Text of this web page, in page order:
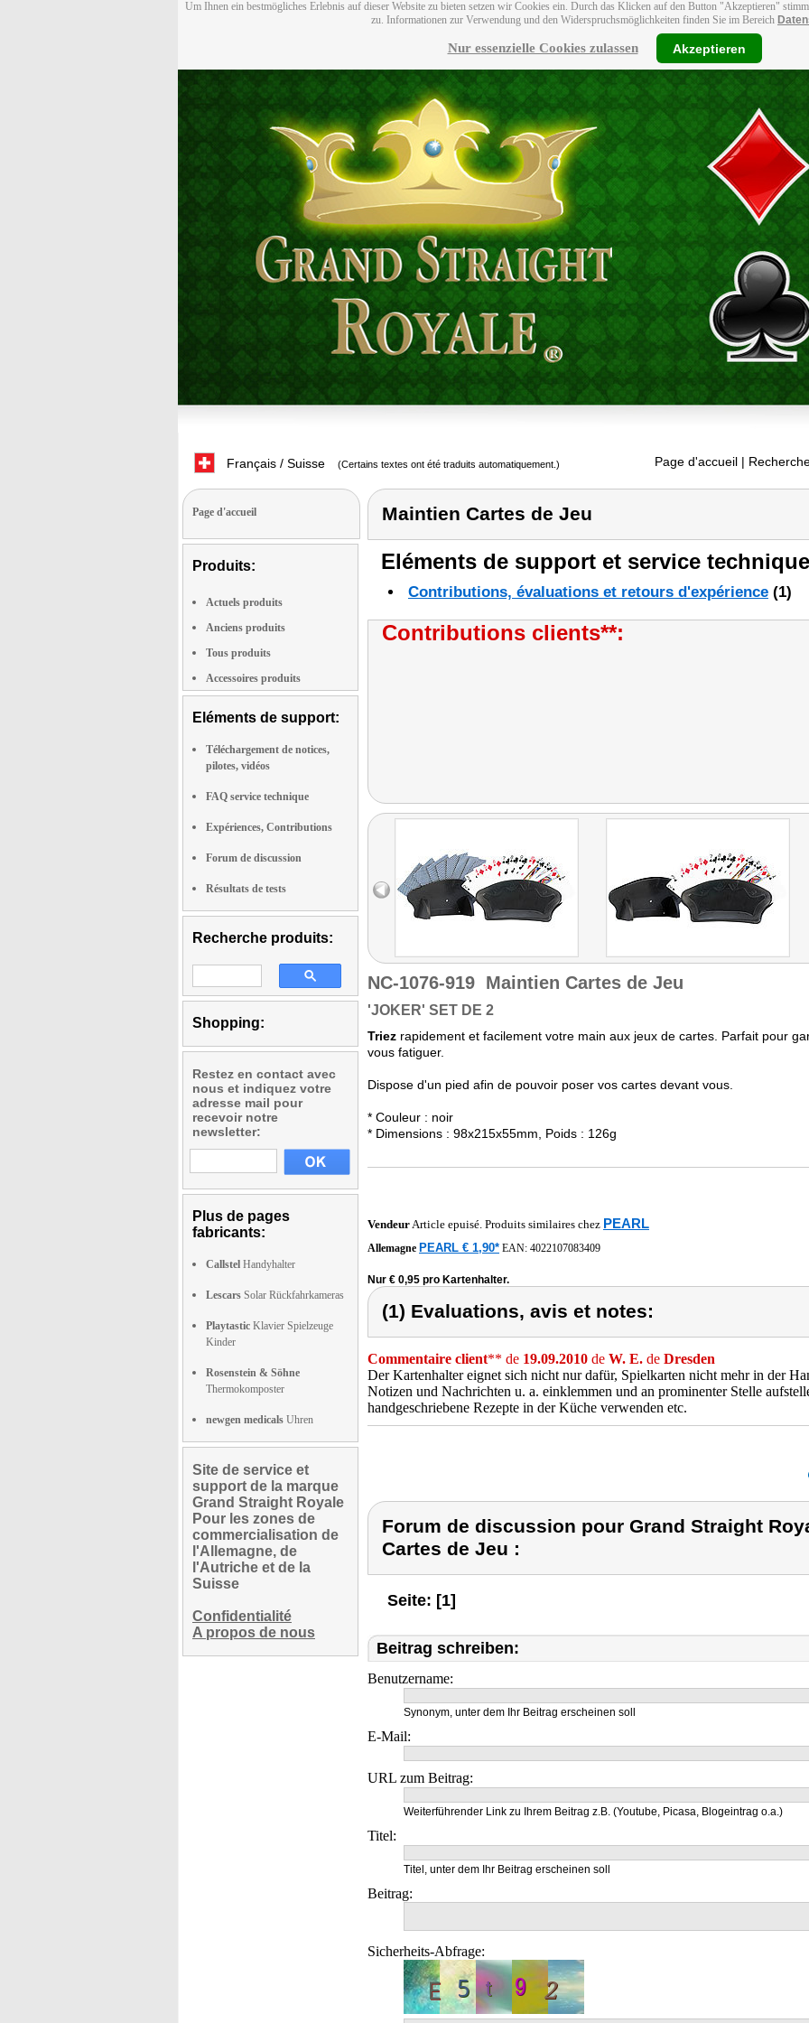
Um Ihnen ein bestmögliches Erlebnis auf dieser Website zu bieten setzen wir Cookies ein. Durch das Klicken auf den Button "Akzeptieren"
zu. Informationen zur Verwendung und den Widerspruchsmöglichkeiten finden Sie im Bereich
Nur essenzielle Cookies zulassen Akzeptieren
Français / Suisse (Certains textes ont été traduits automatiquement.) Page d'accueil |
Page d'accueil
Produits:
Actuels produits
Anciens produits
Tous produits
Accessoires produits
Eléments de support:
Téléchargement de notices,
pilotes, vidéos
FAQ service technique
Expériences, Contributions
Forum de discussion
Résultats de tests
Recherche produits:
Shopping:
Restez en contact avec
nous et indiquez votre
adresse mail pour
recevoir notre
newsletter:
Plus de pages
fabricants:
Callstel Handyhalter
Lescars Solar Rückfahrkameras
Playtastic Klavier Spielzeuge
Kinder
Rosenstein & Söhne
Thermokomposter
newgen medicals Uhren
Site de service et
support de la marque
Grand Straight Royale
Pour les zones de
commercialisation de
l'Allemagne, de
l'Autriche et de la
Suisse
Confidentialité
A propos de nous
Maintien Cartes de Jeu
Eléments de support et service
Contributions, évaluations et retours d'expérience (1)
Contributions clients**:
NC-1076-919 Maintien Cartes de Jeu
'JOKER' SET DE 2
Triez rapidement et facilement votre main aux jeux de cartes. Parfait pour
vous fatiguer.
Dispose d'un pied afin de pouvoir poser vos cartes devant vous.
* Couleur : noir
* Dimensions : 98x215x55mm, Poids : 126g
VendeurArticle epuisé. Produits similaires chez PEARL
Allemagne PEARL € 1,90* EAN: 4022107083409
Nur € 0,95 pro Kartenhalter.
(1) Evaluations, avis et notes:
Commentaire client** de 19.09.2010 de W. E. de Dresden
Der Kartenhalter eignet sich nicht nur dafür, Spielkarten nicht mehr in der
Notizen und Nachrichten u. a. einklemmen und an prominenter Stelle
handgeschriebene Rezepte in der Küche verwenden etc.
Forum de discussion pour Grand Straight
Cartes de Jeu :
Seite: [1]
Beitrag schreiben:
Benutzername:
Synonym, unter dem Ihr Beitrag erscheinen soll
E-Mail:
URL zum Beitrag:
Weiterführender Link zu Ihrem Beitrag z.B. (Youtube, Picasa, Blogeintrag o.a.)
Titel:
Titel, unter dem Ihr Beitrag erscheinen soll
Beitrag:
Sicherheits-Abfrage: